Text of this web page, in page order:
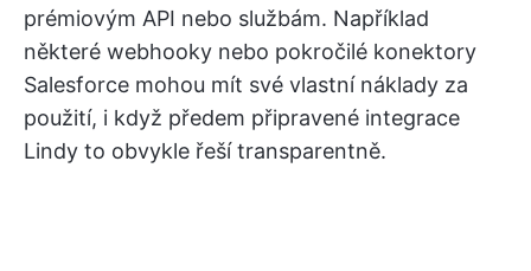
prémiovým API nebo službám. Například
některé webhooky nebo pokročilé konektory
Salesforce mohou mít své vlastní náklady za
použití, i když předem připravené integrace
Lindy to obvykle řeší transparentně.